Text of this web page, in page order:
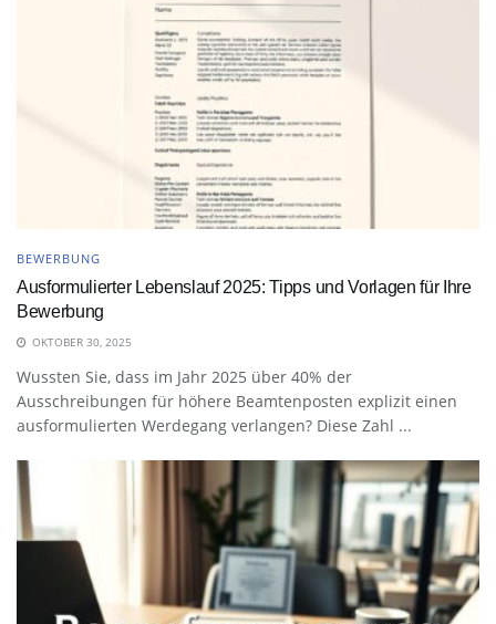
BEWERBUNG
Ausformulierter Lebenslauf 2025: Tipps und Vorlagen für Ihre
Bewerbung
OKTOBER 30, 2025
Wussten Sie, dass im Jahr 2025 über 40% der
Ausschreibungen für höhere Beamtenposten explizit einen
ausformulierten Werdegang verlangen? Diese Zahl ...